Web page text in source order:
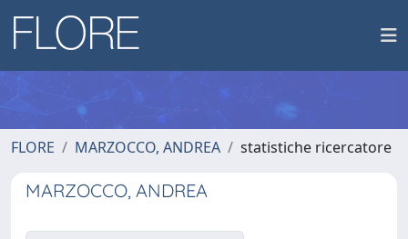
FLORE MARZOCCO, ANDREA statistiche ricercatore
MARZOCCO, ANDREA